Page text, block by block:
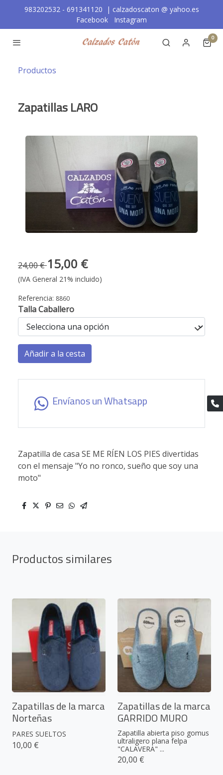
983202532 - 691341120 | calzadoscaton @ yahoo.es
Facebook
Instagram
0
Productos
Zapatillas LARO
24,00 €15,00 €
(IVA General 21% incluido)
Referencia: 8860
Talla Caballero
Añadir a la cesta
Envíanos un Whatsapp
Zapatilla de casa SE ME RÍEN LOS PIES divertidas
con el mensaje "Yo no ronco, sueño que soy una
moto"
Productos similares
Zapatillas de la marca
Norteñas
PARES SUELTOS
10,00 €
Zapatillas de la marca
GARRIDO MURO
Zapatilla abierta piso gomus
ultraligero plana felpa
"CALAVERA" ...
20,00 €